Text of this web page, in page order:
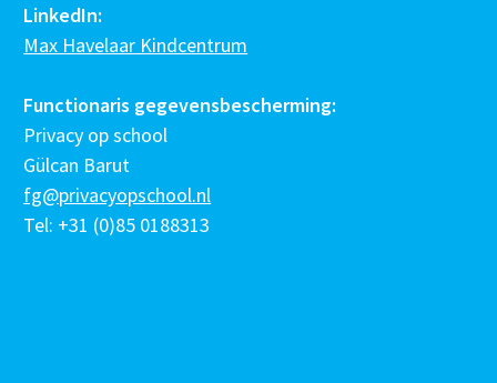
LinkedIn:
Max Havelaar Kindcentrum
Functionaris gegevensbescherming:
Privacy op school
Gülcan Barut
fg@privacyopschool.nl
Tel: +31 (0)85 0188313